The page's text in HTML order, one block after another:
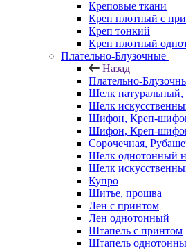
Креповые ткани
Креп плотный с
Креп тонкий
Креп плотный
Плательно-Блузочные
Назад
Плательно-
Шелк натуральный,
Шелк
Шифон, Креп-
Шифон, Креп-
Сорочечная,
Шелк однотонный
Шелк
Купро
Шитье, прошва
Лен с принтом
Лен однотонный
Штапель с принтом
Штапель